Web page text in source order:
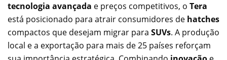
tecnologia avançada e preços competitivos, o Tera
está posicionado para atrair consumidores de hatches
compactos que desejam migrar para SUVs. A produção
local e a exportação para mais de 25 países reforçam